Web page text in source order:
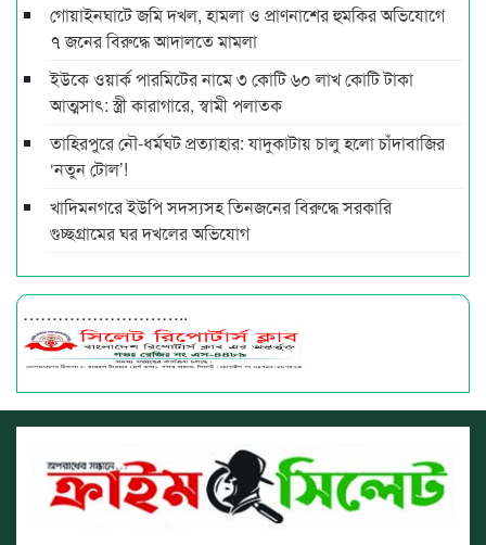
গোয়াইনঘাটে জমি দখল, হামলা ও প্রাণনাশের হুমকির অভিযোগে
৭ জনের বিরুদ্ধে আদালতে মামলা
ইউকে ওয়ার্ক পারমিটের নামে ৩ কোটি ৬০ লাখ কোটি টাকা
আত্মসাৎ: স্ত্রী কারাগারে, স্বামী পলাতক
তাহিরপুরে নৌ-ধর্মঘট প্রত্যাহার: যাদুকাটায় চালু হলো চাঁদাবাজির
‘নতুন টোল’!
খাদিমনগরে ইউপি সদস্যসহ তিনজনের বিরুদ্ধে সরকারি
গুচ্ছগ্রামের ঘর দখলের অভিযোগ
………………………..